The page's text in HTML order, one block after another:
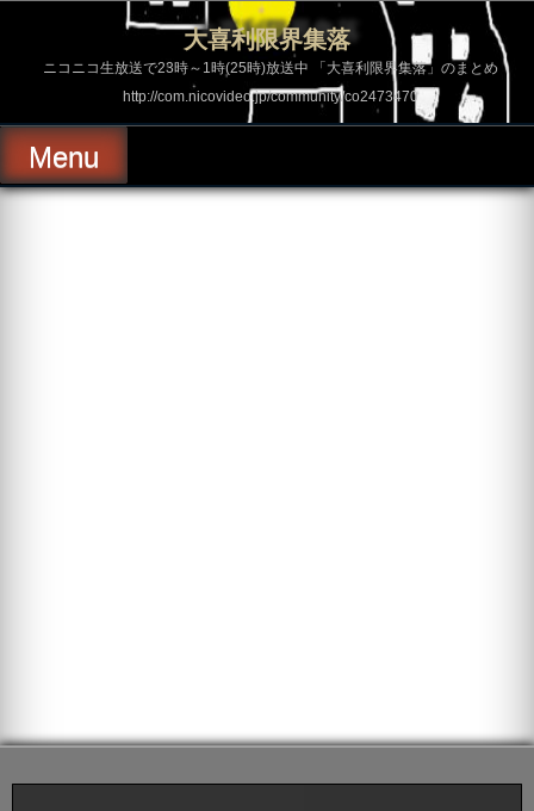
ス
ッ
プ
大喜利限界集落
ニコニコ生放送で23時～1時(25時)放送中 「大喜利限界集落」のまとめ
http://com.nicovideo.jp/community/co2473470
Menu